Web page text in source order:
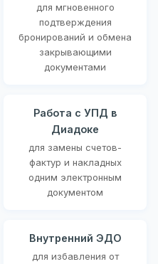
для мгновенного
подтверждения
бронирований и обмена
закрывающими
документами
Работа с УПД в
Диадоке
для замены счетов-
фактур и накладных
одним электронным
документом
Внутренний ЭДО
для избавления от